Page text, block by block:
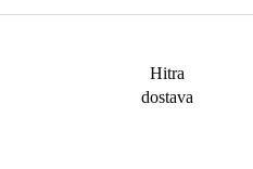
Hitra
dostava